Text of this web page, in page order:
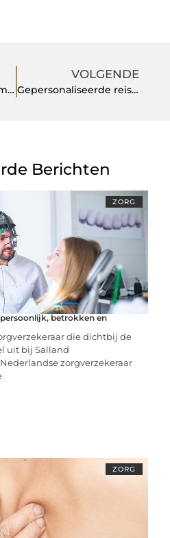
Een kunst opleiding mbo kiezen: zo ontdek je welke opleiding bij jou past
VOLGENDE
Gepersonaliseerde reisbekers: De perfecte zakelijke relatiegeschenken
Berichten
ZORG
betrokken en
die dichtbij de
uit bij Salland
zorgverzekeraar
ZORG